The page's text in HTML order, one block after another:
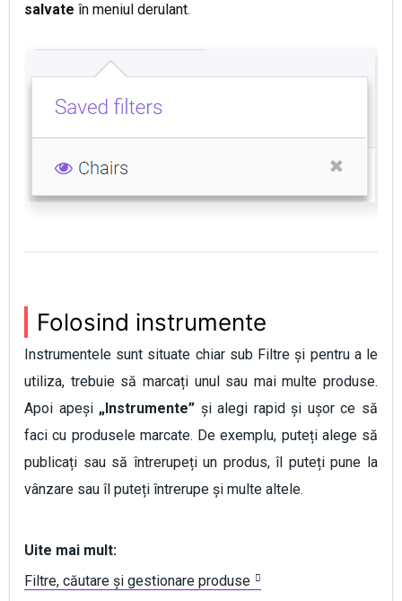
salvate în meniul derulant.
Folosind instrumente
Instrumentele sunt situate chiar sub Filtre și pentru a le
utiliza, trebuie să marcați unul sau mai multe produse.
Apoi apeși „Instrumente” și alegi rapid și ușor ce să
faci cu produsele marcate. De exemplu, puteți alege să
publicați sau să întrerupeți un produs, îl puteți pune la
vânzare sau îl puteți întrerupe și multe altele.
Uite mai mult:
Filtre, căutare și gestionare produse